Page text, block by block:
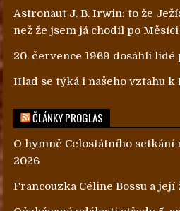
Astronaut J. B. Irwin: to že
než že jsem já chodil po Měsíci
20. července 1969 dosáhli lidé
Hlad se týká i našeho vztahu k
ČLÁNKY PROGLAS
O hymně Celostátního setkání
2026
Francouzka Céline Bossu a